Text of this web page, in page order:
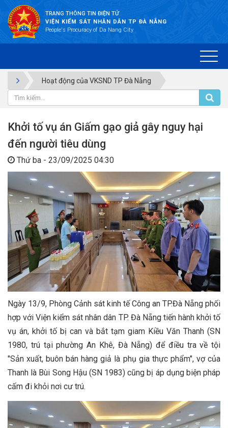
TRANG THÔNG TIN ĐIỆN TỬ
VIỆN KIỂM SÁT NHÂN DÂN TP ĐÀ NẴNG
People's Procuracy of Da Nang City
Hoạt động của VKSND TP Đà Nẵng
Khởi tố vụ án Giấm gạo giả gây nguy hại
đến người tiêu dùng
Thứ ba - 23/09/2025 04:30
Ngày 13/9, Phòng Cảnh sát kinh tế Công an TP.Đà Nẵng phối
hợp với Viện kiểm sát nhân dân TP. Đà Nẵng tiến hành khởi tố
vụ án, khởi tố bị can và bắt tạm giam Kiều Văn Thanh (SN
1980, trú tại phường An Khê, Đà Nẵng) để điều tra về tội
"Sản xuất, buôn bán hàng giả là phụ gia thực phẩm", vợ của
Thanh là Bùi Song Hậu (SN 1983) cũng bị áp dụng biện pháp
cấm đi khỏi nơi cư trú.